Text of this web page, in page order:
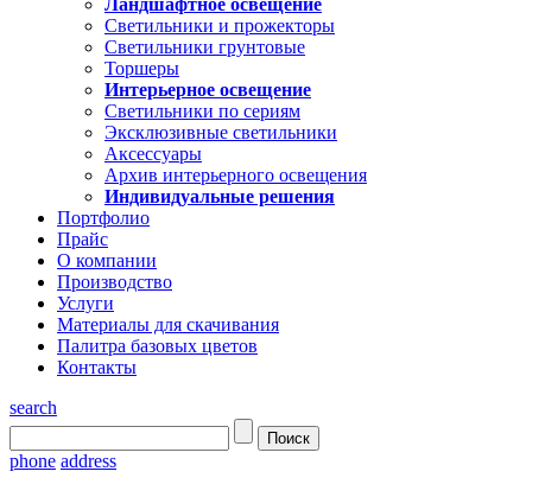
Ландшафтное освещение
Светильники и прожекторы
Светильники грунтовые
Торшеры
Интерьерное освещение
Светильники по сериям
Эксклюзивные светильники
Аксессуары
Архив интерьерного освещения
Индивидуальные решения
Портфолио
Прайс
О компании
Производство
Услуги
Материалы для скачивания
Палитра базовых цветов
Контакты
search
phone address